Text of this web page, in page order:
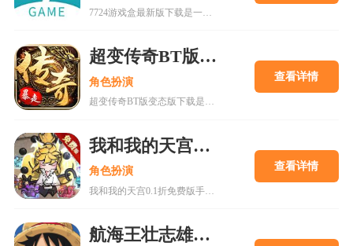
超变传奇BT版变态版下载
角色扮演
超变传奇BT版变态版下载是一款以PK为主的大型即时战斗游戏。经典复古的传奇游戏,轻松挂机,高度自由的开放性规则设定等你来解锁!
查看详情
我和我的天宫0.1折免费版手游
角色扮演 查看详情
航海王壮志雄心2025最新版